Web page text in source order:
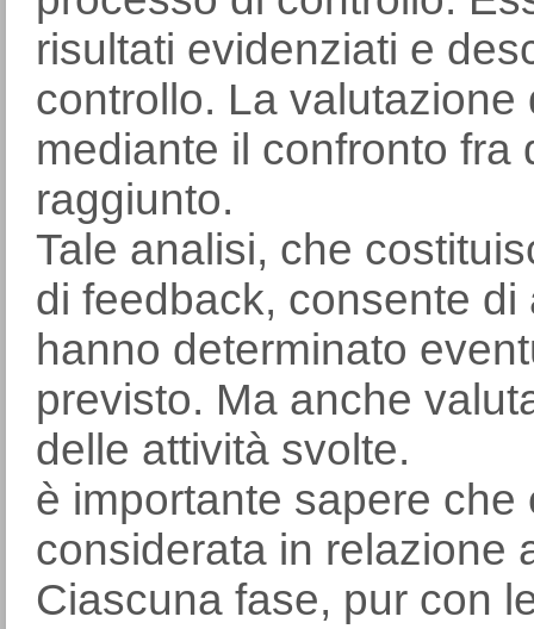
risultati evidenziati e
controllo. La
mediante il confronto
raggiunto.
Tale analisi, che
di feedback, consente
hanno determinato
previsto. Ma anche
delle attività svolte.
è importante sapere
considerata in relazione
Ciascuna fase, pur con